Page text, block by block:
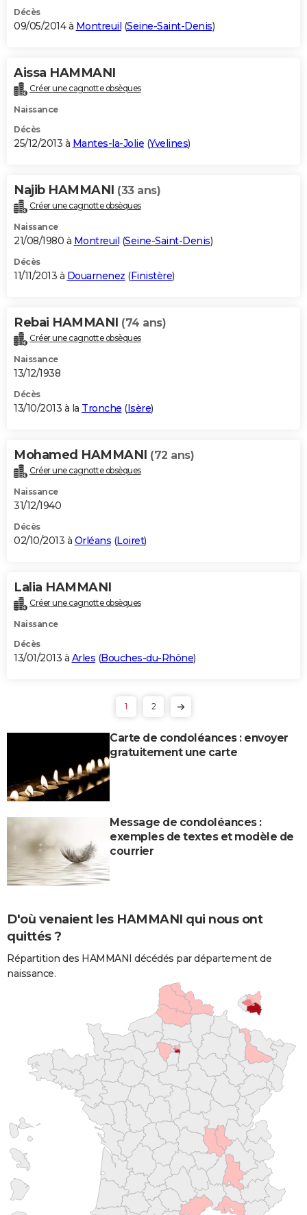
Décès
09/05/2014 à Montreuil (Seine-Saint-Denis)
Aissa HAMMANI
Créer une cagnotte obsèques
Naissance
Décès
25/12/2013 à Mantes-la-Jolie (Yvelines)
Najib HAMMANI (33 ans)
Créer une cagnotte obsèques
Naissance
21/08/1980 à Montreuil (Seine-Saint-Denis)
Décès
11/11/2013 à Douarnenez (Finistère)
Rebai HAMMANI (74 ans)
Créer une cagnotte obsèques
Naissance
13/12/1938
Décès
13/10/2013 à la Tronche (Isère)
Mohamed HAMMANI (72 ans)
Créer une cagnotte obsèques
Naissance
31/12/1940
Décès
02/10/2013 à Orléans (Loiret)
Lalia HAMMANI
Créer une cagnotte obsèques
Naissance
Décès
13/01/2013 à Arles (Bouches-du-Rhône)
1 2
Carte de condoléances : envoyer
gratuitement une carte
Message de condoléances :
exemples de textes et modèle de
courrier
D'où venaient les HAMMANI qui nous ont
quittés ?
Répartition des HAMMANI décédés par département de
naissance.